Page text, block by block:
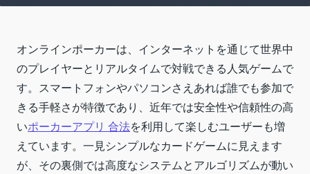
オンラインポーカーは、インターネットを通じて世界中
のプレイヤーとリアルタイムで対戦できる人気ゲームで
す。スマートフォンやパソコンさえあれば誰でも参加で
きる手軽さが特徴であり、近年では安全性や信頼性の高
いポーカーアプリ 合法を利用して楽しむユーザーも増
えています。一見シンプルなカードゲームに見えます
が、その裏側では高度なシステムとアルゴリズムが動い